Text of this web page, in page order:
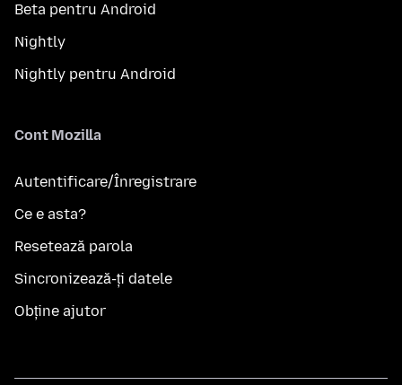
Beta pentru Android
Nightly
Nightly pentru Android
Cont Mozilla
Autentificare/Înregistrare
Ce e asta?
Resetează parola
Sincronizează-ți datele
Obține ajutor